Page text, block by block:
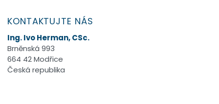
KONTAKTUJTE NÁS
Ing. Ivo Herman, CSc.
Brněnská 993
664 42 Modřice
Česká republika